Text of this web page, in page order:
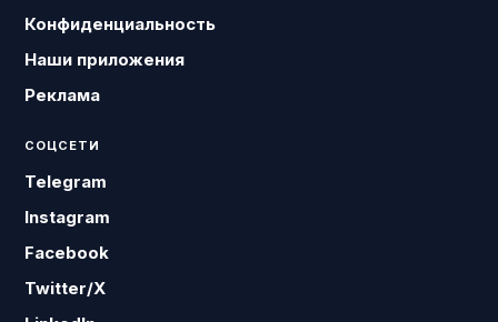
Конфиденциальность
Наши приложения
Реклама
СОЦСЕТИ
Telegram
Instagram
Facebook
Twitter/X